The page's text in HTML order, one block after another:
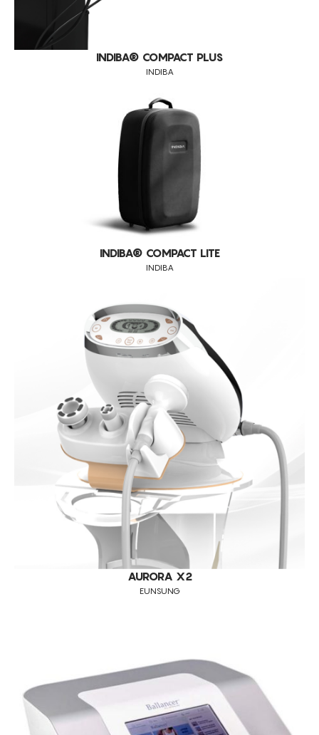
INDIBA® COMPACT PLUS
INDIBA
INDIBA® COMPACT LITE
INDIBA
AURORA X2
EUNSUNG